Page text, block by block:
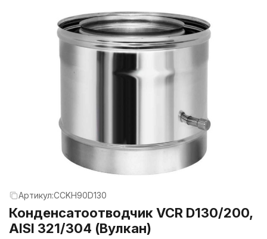
Артикул:CCKH90D130
Конденсатоотводчик VCR D130/200,
AISI 321/304 (Вулкан)